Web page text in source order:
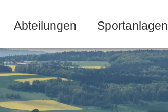
Abteilungen Sportanlagen